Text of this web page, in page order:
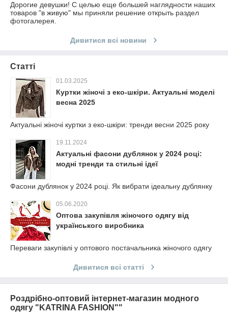
Дорогие девушки! С целью еще большей наглядности наших
товаров "в живую" мы приняли решение открыть раздел
фотогалерея.
Дивитися всі новини
Статті
01.03.2025
Куртки жіночі з еко-шкіри. Актуальні моделі
весна 2025
Актуальні жіночі куртки з еко-шкіри: тренди весни 2025 року
19.11.2024
Актуальні фасони дублянок у 2024 році:
модні тренди та стильні ідеї
Фасони дублянок у 2024 році. Як вибрати ідеальну дублянку
05.06.2020
Оптова закупівля жіночого одягу від
українського виробника
Переваги закупівлі у оптового постачальника жіночого одягу
Дивитися всі статті
Роздрібно-оптовий інтернет-магазин модного
одягу "KATRINA FASHION""